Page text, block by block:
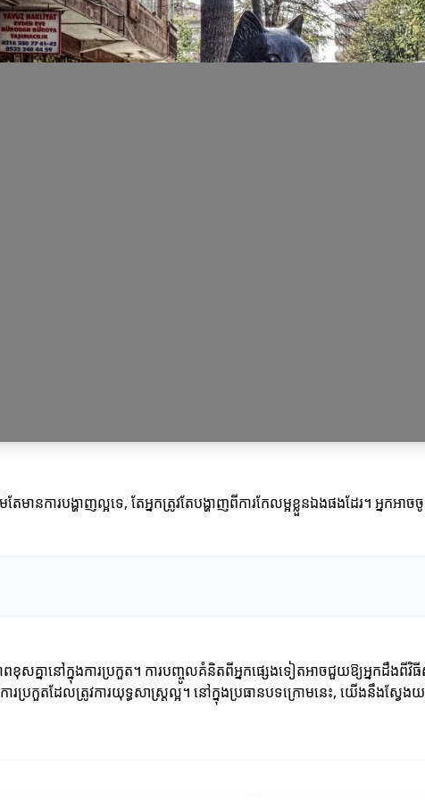
ែមានការបង្ហាញល្អទេ, តែអ្នកត្រូវតែបង្ហាញពីការកែលម្អខ្លួនឯងផងដែរ។
ខុសគ្នានៅក្នុងការប្រកួត។ ការបញ្ចូលគំនិតពីអ្នកផ្សេងទៀតអាចជួយឱ្យអ្នកដឹងពីវិ
ការប្រកួតដែលត្រូវការយុទ្ធសាស្ត្រល្អ។ នៅក្នុងប្រធានបទក្រោមនេះ, យើងនឹងស្វ